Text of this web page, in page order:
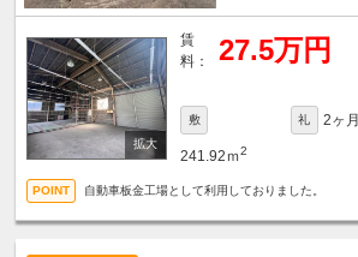
賃
料：
27.5万円
敷 礼 2ヶ月
241.92ｍ2
自動車板金工場として利用しておりました。